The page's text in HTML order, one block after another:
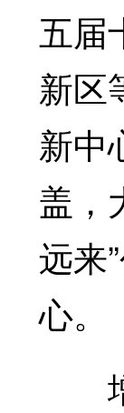
五届
新区
新中
盖，
远来
心。
增